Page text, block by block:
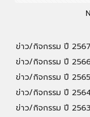
ข่าว/กิจกรรม ปี 2567
ข่าว/กิจกรรม ปี
ข่าว/กิจกรรม ปี 2565
ข่าว/กิจกรรม ปี
ข่าว/กิจกรรม ปี 2563